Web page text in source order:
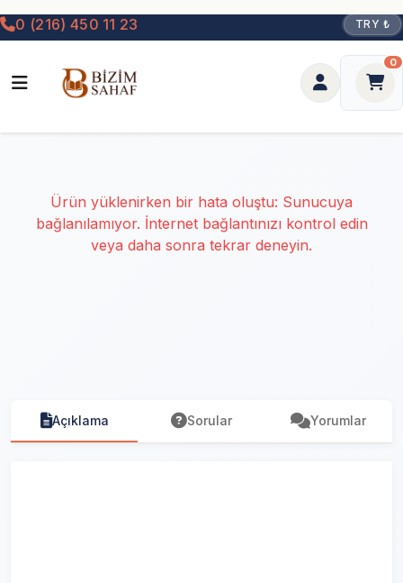
0 (216) 450 11 23 TRY ₺
0
Ürün yüklenirken bir hata oluştu: Sunucuya
bağlanılamıyor. İnternet bağlantınızı kontrol edin
veya daha sonra tekrar deneyin.
Açıklama Sorular Yorumlar